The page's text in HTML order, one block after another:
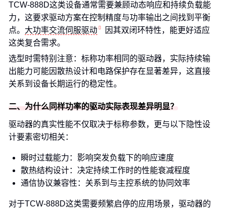
TCW-888D这类设备通常需要兼顾动态响应和持续负载能
力，这要求驱动方案在控制精度与功率输出之间找到平衡
点。 大功率交流伺服驱动
因其双闭环特性，能更好适应
这类复合需求。
选型时需特别注意：标称功率相同的驱动器，实际持续输
出能力可能因散热设计和电路保护存在显著差异，这直接
关系到设备长期运行的稳定性。
二、为什么同样功率的驱动实际表现差异明显？
驱动器的真实性能不仅取决于标称参数，更与以下隐性设
计要素密切相关：
瞬时过载能力：影响突发负载下的响应速度
散热结构设计：决定持续工作时的性能衰减程度
通信协议兼容性：关系到与主控系统的协同效率
对于TCW-888D这类需要频繁启停的应用场景，驱动器的